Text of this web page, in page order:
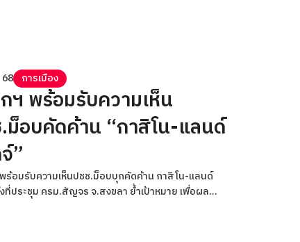
การเมือง
ฯ พร้อมรับความเห็น
ม็อบคัดค้าน “กาสิโน-แลนด์
”
ร้อมรับความเห็นปชช.ม็อบบุกคัดค้าน กาสิโน-แลนด์
ที่ประชุม ครม.สัญจร จ.สงขลา ย้ำเป้าหมาย เพื่อผล